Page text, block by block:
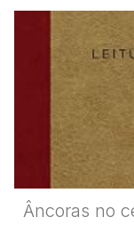
Âncoras no